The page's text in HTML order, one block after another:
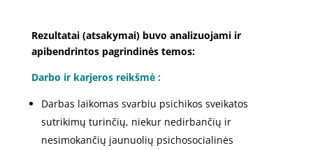
Rezultatai (atsakymai) buvo analizuojami ir
apibendrintos pagrindinės temos:
Darbo ir karjeros reikšmė :
Darbas laikomas svarbiu psichikos sveikatos
sutrikimų turinčių, niekur nedirbančių ir
nesimokančių jaunuolių psichosocialinės